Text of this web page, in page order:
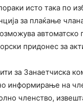
исто така по
за плаќање
автоматско
придонес за
за Занаетчиска
информирање на
членство,